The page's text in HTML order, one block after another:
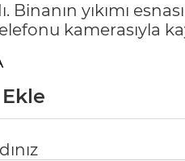
Binanın yıkımı
kamerasıyla